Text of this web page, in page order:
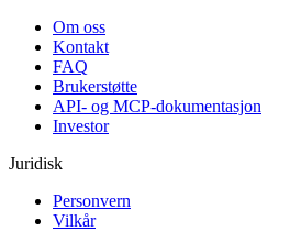
Om oss
Kontakt
FAQ
Brukerstøtte
API- og MCP-dokumentasjon
Investor
Juridisk
Personvern
Vilkår